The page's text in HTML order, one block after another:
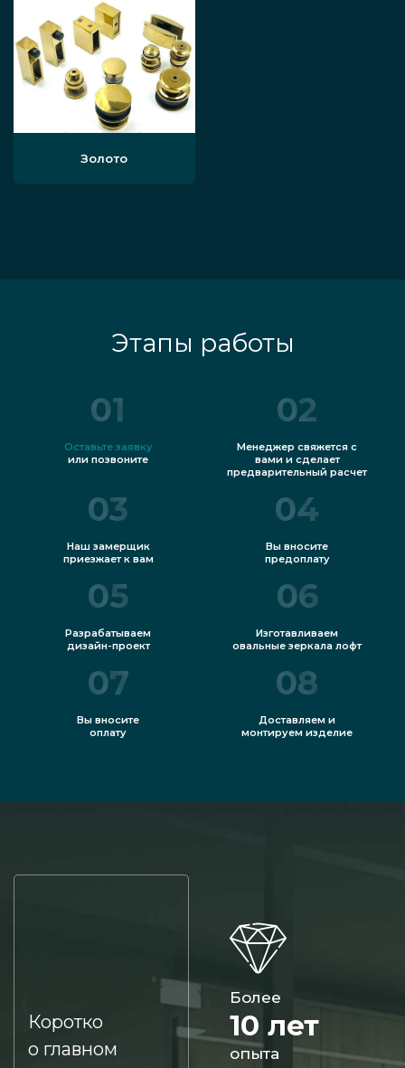
Золото
Этапы работы
01
Оставьте заявку
или позвоните
02
Менеджер свяжется с
вами и сделает
предварительный расчет
03
Наш замерщик
приезжает к вам
04
Вы вносите
предоплату
05
Разрабатываем
дизайн-проект
06
Изготавливаем
овальные зеркала лофт
07
Вы вносите
оплату
08
Доставляем и
монтируем изделие
Коротко
о главном
Более
10 лет
опыта